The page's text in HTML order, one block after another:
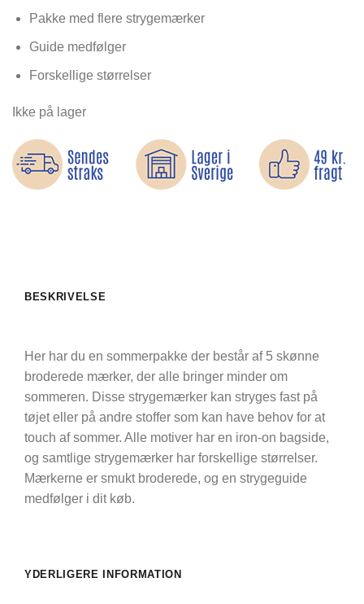
baseret på
kundebedømmelser
Pakke med flere strygemærker
Guide medfølger
Forskellige størrelser
Ikke på lager
BESKRIVELSE
Her har du en sommerpakke der består af 5 skønne
broderede mærker, der alle bringer minder om
sommeren. Disse strygemærker kan stryges fast på
tøjet eller på andre stoffer som kan have behov for at
touch af sommer. Alle motiver har en iron-on bagside,
og samtlige strygemærker har forskellige størrelser.
Mærkerne er smukt broderede, og en strygeguide
medfølger i dit køb.
YDERLIGERE INFORMATION